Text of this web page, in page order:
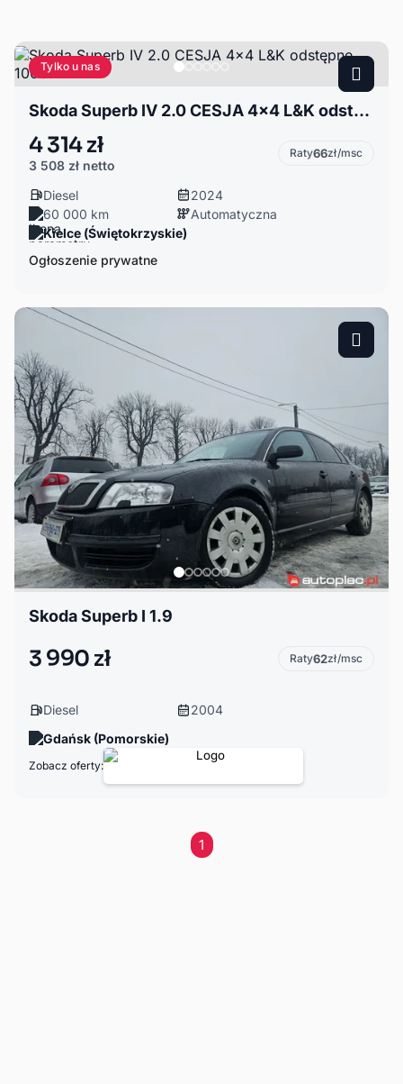
Tylko u nas
Skoda Superb IV 2.0 CESJA 4x4 L&K odstępne 1000zł
4 314 zł
3 508 zł netto
Raty66zł/msc
Diesel
2024
60 000 km
Automatyczna
Kielce (Świętokrzyskie)
Ogłoszenie prywatne
Skoda Superb I 1.9
3 990 zł Raty62zł/msc
Diesel
2004
Gdańsk (Pomorskie)
Zobacz oferty:
1